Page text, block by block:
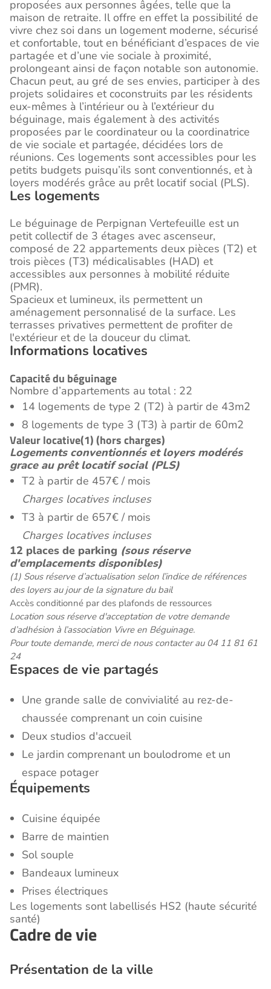
proposées aux personnes âgées, telle que la
maison de retraite. Il offre en effet la possibilité de
vivre chez soi dans un logement moderne, sécurisé
et confortable, tout en bénéficiant d’espaces de vie
partagée et d’une vie sociale à proximité,
prolongeant ainsi de façon notable son autonomie.
Chacun peut, au gré de ses envies, participer à des
projets solidaires et coconstruits par les résidents
eux-mêmes à l’intérieur ou à l’extérieur du
béguinage, mais également à des activités
proposées par le coordinateur ou la coordinatrice
de vie sociale et partagée, décidées lors de
réunions. Ces logements sont accessibles pour les
petits budgets puisqu’ils sont conventionnés, et à
loyers modérés grâce au prêt locatif social (PLS).
Les logements
Le béguinage de Perpignan Vertefeuille est un
petit collectif de 3 étages avec ascenseur,
composé de 22 appartements deux pièces (T2) et
trois pièces (T3) médicalisables (HAD) et
accessibles aux personnes à mobilité réduite
(PMR).
Spacieux et lumineux, ils permettent un
aménagement personnalisé de la surface. Les
terrasses privatives permettent de profiter de
l'extérieur et de la douceur du climat.
Informations locatives
Capacité du béguinage
Nombre d’appartements au total : 22
14 logements de type 2 (T2) à partir de 43m2
8 logements de type 3 (T3) à partir de 60m2
Valeur locative(1) (hors charges)
Logements conventionnés et loyers modérés
grace au prêt locatif social (PLS)
T2 à partir de 457€ / mois
Charges locatives incluses
T3 à partir de 657€ / mois
Charges locatives incluses
12 places de parking (sous réserve
d'emplacements disponibles)
(1) Sous réserve d’actualisation selon l’indice de références
des loyers au jour de la signature du bail
Accès conditionné par des plafonds de ressources
Location sous réserve d'acceptation de votre demande
d’adhésion à l’association Vivre en Béguinage.
Pour toute demande, merci de nous contacter au 04 11 81 61
24
Espaces de vie partagés
Une grande salle de convivialité au rez-de-
chaussée comprenant un coin cuisine
Deux studios d'accueil
Le jardin comprenant un boulodrome et un
espace potager
Équipements
Cuisine équipée
Barre de maintien
Sol souple
Bandeaux lumineux
Prises électriques
Les logements sont labellisés HS2 (haute sécurité
santé)
Cadre de vie
Présentation de la ville